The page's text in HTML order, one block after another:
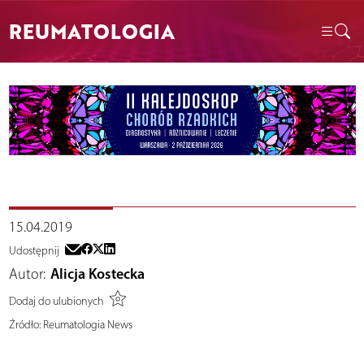
REUMATOLOGIA
15.04.2019
Udostępnij
Autor: Alicja Kostecka
Dodaj do ulubionych
Źródło:Reumatologia News